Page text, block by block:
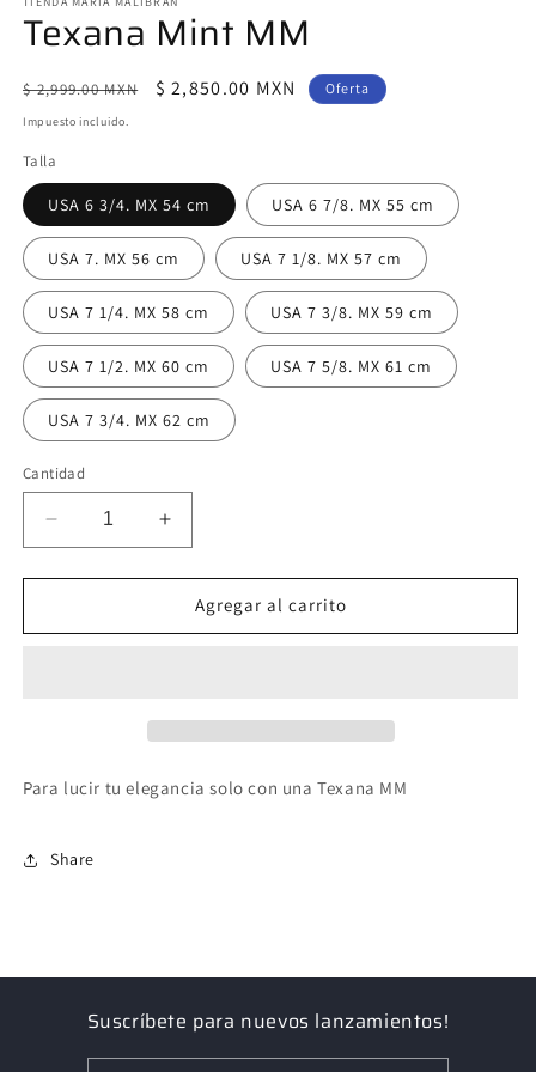
1
modal
Texana Mint MM
Precio
habitual
$ 2,999.00 MXN
Precio
$ 2,850.00 MXN Oferta
Impuesto incluido.
Talla
USA 6 3/4. MX 54 cm USA 6 7/8. MX 55 cm
USA 7. MX 56 cm USA 7 1/8. MX 57 cm
USA 7 1/4. MX 58 cm USA 7 3/8. MX 59 cm
USA 7 1/2. MX 60 cm USA 7 5/8. MX 61 cm
USA 7 3/4. MX 62 cm
Cantidad
Reducir
cantidad
para
Mint
Aumentar
cantidad
para
Texana
Mint
Agregar al carrito
Para lucir tu elegancia solo con una Texana MM
Share
Suscríbete para nuevos lanzamientos!